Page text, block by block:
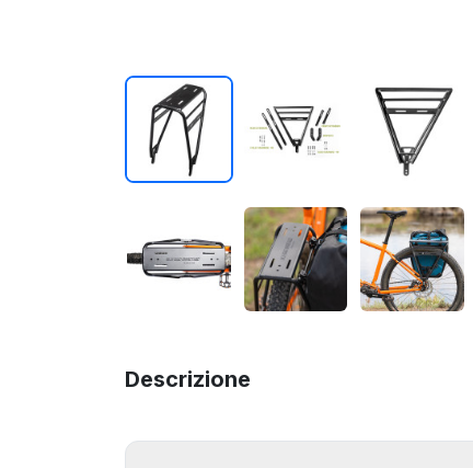
Descrizione